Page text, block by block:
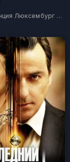
2009, Франция Люксембург Бельгия